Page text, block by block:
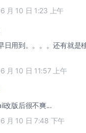
月 10 日 1:23 上午
日用到。。。。还有就是
月 10 日 11:57 上午
改版后很不爽...
月 10 日 7:48 下午